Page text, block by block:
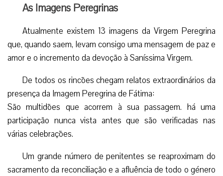
As Imagens Peregrinas
Atualmente existem 13 imagens da Virgem Peregrina
que, quando saem, levam consigo uma mensagem de paz e
amor e o incremento da devoção à Saníssima Virgem.
De todos os rincões chegam relatos extraordinários da
presença da Imagem Peregrina de Fátima:
São multidões que acorrem à sua passagem. há uma
participação nunca vista antes que são verificadas nas
várias celebrações.
Um grande número de penitentes se reaproximam do
sacramento da reconciliação e a afluência de todo o género